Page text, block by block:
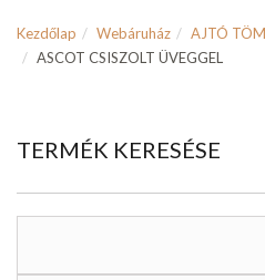
Kezdőlap Webáruház
AJTÓ
ASCOT CSISZOLT ÜVEGGEL
TERMÉK KERESÉSE